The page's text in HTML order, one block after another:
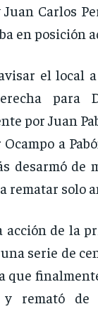
Juan Carlos
en posición
el local
para
por Juan
a
desarmó de
rematar solo
acción de la
serie de
que
y remató de